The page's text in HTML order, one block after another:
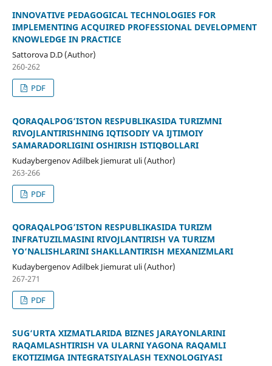
INNOVATIVE PEDAGOGICAL TECHNOLOGIES FOR
IMPLEMENTING ACQUIRED PROFESSIONAL DEVELOPMENT
KNOWLEDGE IN PRACTICE
Sattorova D.D (Author)
260-262
PDF
QORAQALPOG‘ISTON RESPUBLIKASIDA TURIZMNI
RIVOJLANTIRISHNING IQTISODIY VA IJTIMOIY
SAMARADORLIGINI OSHIRISH ISTIQBOLLARI
Kudaybergenov Adilbek Jiemurat uli (Author)
263-266
PDF
QORAQALPOG’ISTON RESPUBLIKASIDA TURIZM
INFRATUZILMASINI RIVOJLANTIRISH VA TURIZM
YO‘NALISHLARINI SHAKLLANTIRISH MEXANIZMLARI
Kudaybergenov Adilbek Jiemurat uli (Author)
267-271
PDF
SUG‘URTA XIZMATLARIDA BIZNES JARAYONLARINI
RAQAMLASHTIRISH VA ULARNI YAGONA RAQAMLI
EKOTIZIMGA INTEGRATSIYALASH TEXNOLOGIYASI